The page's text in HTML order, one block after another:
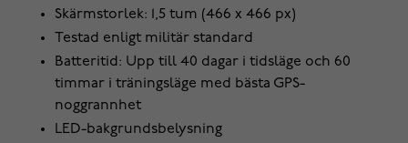
Skärmstorlek: 1,5 tum (466 x 466 px)
Testad enligt militär standard
Batteritid: Upp till 40 dagar i tidsläge och 60
timmar i träningsläge med bästa GPS-
noggrannhet
LED-bakgrundsbelysning